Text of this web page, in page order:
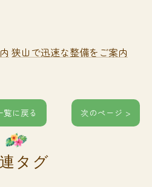
狭山で迅速な整備をご案内
覧に戻る 次のページ >
タグ